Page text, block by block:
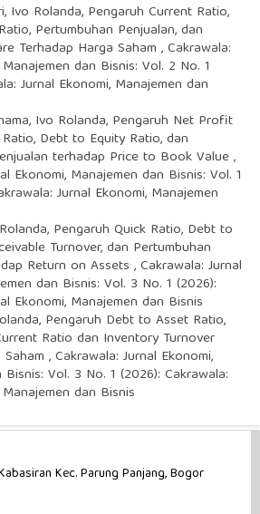
Ivo Rolanda, Pengaruh Current Ratio,
Pertumbuhan Penjualan, dan
Terhadap Harga Saham ,Cakrawala:
dan Bisnis: Vol. 2 No. 1
Jurnal Ekonomi, Manajemen dan
Ivo Rolanda, Pengaruh Net Profit
Debt to Equity Ratio, dan
terhadap Price to Book Value,
Ekonomi, Manajemen dan Bisnis: Vol. 1
Jurnal Ekonomi, Manajemen
Pengaruh Quick Ratio, Debt to
Turnover, dan Pertumbuhan
Return on Assets ,Cakrawala: Jurnal
dan Bisnis: Vol. 3 No. 1 (2026):
Ekonomi, Manajemen dan Bisnis
Pengaruh Debt to Asset Ratio,
Ratio dan Inventory Turnover
,Cakrawala: Jurnal Ekonomi,
Vol. 3 No. 1 (2026): Cakrawala:
dan Bisnis
Kec. Parung Panjang, Bogor